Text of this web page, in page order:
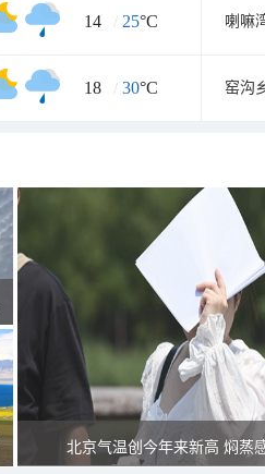
14 / 25°C 喇嘛
18 / 30°C 窑沟
北京气温创今年来新高 焖蒸